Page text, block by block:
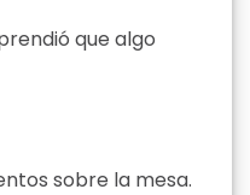
que algo
sobre la mesa.